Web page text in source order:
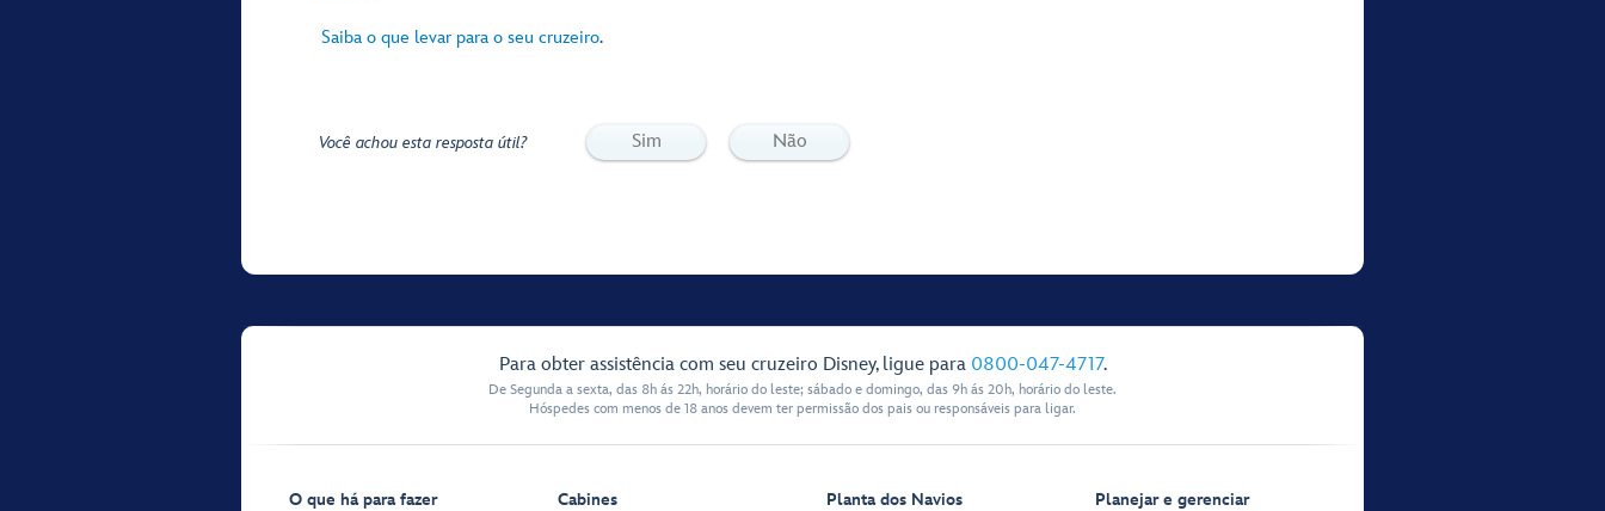
Saiba o que levar para o seu cruzeiro.
Você achou esta resposta útil? Sim Não
Para obter assistência com seu cruzeiro Disney, ligue para 0800-047-4717.
De Segunda a sexta, das 8h ás 22h, horário do leste; sábado e domingo, das 9h ás 20h, horário do leste.
Hóspedes com menos de 18 anos devem ter permissão dos pais ou responsáveis para ligar.
O que há para fazer Cabines Planta dos Navios Planejar e gerenciar